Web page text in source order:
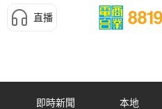
直播
即時新聞 本地